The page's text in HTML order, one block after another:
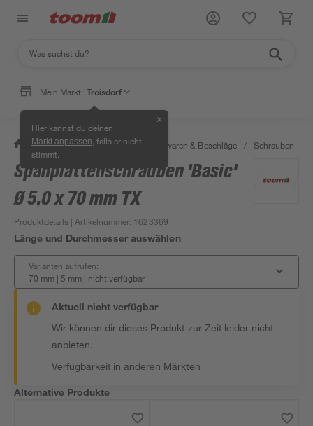
Mein Markt: Troisdorf
Hier kannst du deinen
Markt anpassen , falls er nicht
stimmt.
✕
/ Werkstatt & Maschinen / Eisenwaren & Beschläge / Schrauben
Spanplattenschrauben 'Basic'
Ø 5,0 x 70 mm TX
Produktdetails | Artikelnummer: 1623369
Länge und Durchmesser auswählen
Varianten aufrufen:
70 mm | 5 mm | nicht verfügbar
Aktuell nicht verfügbar
Wir können dir dieses Produkt zur Zeit leider nicht
anbieten.
Verfügbarkeit in anderen Märkten
Alternative Produkte